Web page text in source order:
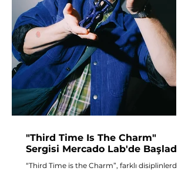
"Third Time Is The Charm"
Sergisi Mercado Lab'de Başladı
“Third Time is the Charm”, farklı disiplinlerden